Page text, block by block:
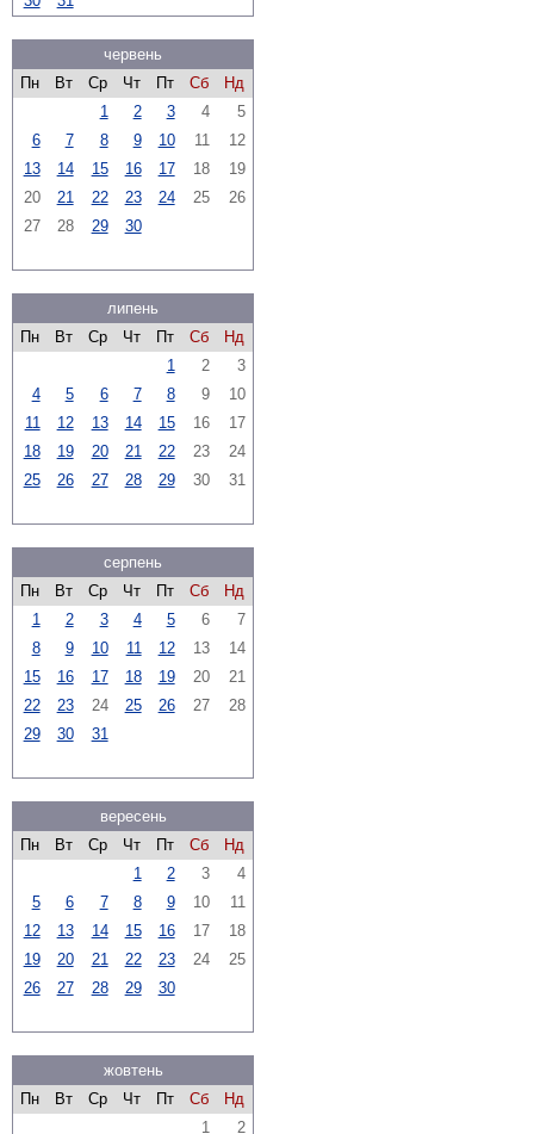
червень
Пн
Вт Ср Чт Пт Сб
Нд
1
2 3 4
5
6
7 8 9 10 11
12
13
14 15 16 17 18
19
20
21 22 23 24 25
26
27
28 29 30
липень
Пн
Вт Ср Чт Пт Сб
Нд
1
2
3
4
5 6 7 8 9
10
11
12 13 14 15 16
17
18
19 20 21 22 23
24
25
26 27 28 29 30 31
серпень
Пн
Вт Ср Чт Пт Сб
Нд
1
2 3 4 5 6
7
8
9 10 11 12 13
14
15
16 17 18 19 20
21
22
23 24 25 26 27
28
29
30 31
вересень
Пн
Вт Ср Чт Пт Сб
Нд
1
2 3
4
5
6 7 8 9 10
11
12
13 14 15 16 17
18
19
20 21 22 23 24
25
26
27 28 29 30
жовтень
Пн
Вт Ср Чт Пт Сб
Нд
1
2